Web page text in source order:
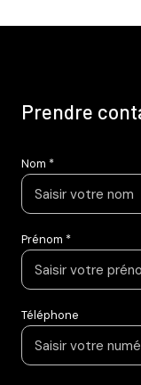
prendre
Nom *
Prénom *
Téléphone